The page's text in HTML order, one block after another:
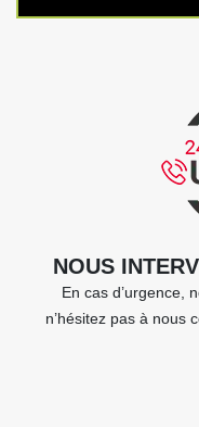
NOUS
En cas d’urgence,
n’hésitez pas à nous